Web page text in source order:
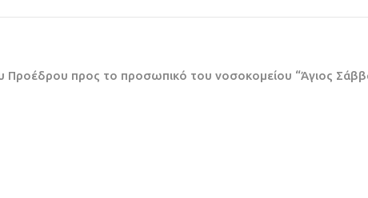
Προέδρου προς το προσωπικό του νοσοκομείου “Άγιος